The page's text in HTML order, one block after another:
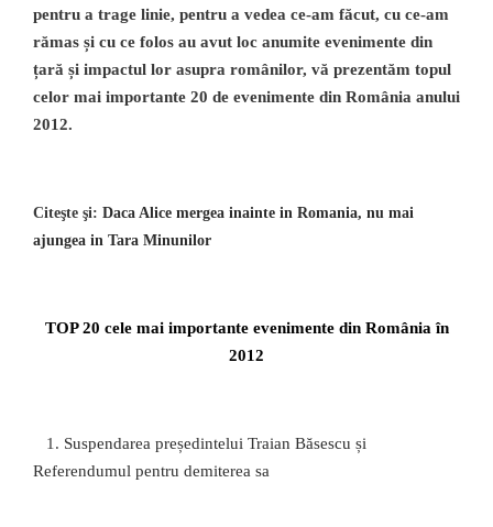
pentru a trage linie, pentru a vedea ce-am făcut, cu ce-am
rămas și cu ce folos au avut loc anumite evenimente din
țară și impactul lor asupra românilor, vă prezentăm topul
celor mai importante 20 de evenimente din România anului
2012.
Citeşte şi: Daca Alice mergea inainte in Romania, nu mai
ajungea in Tara Minunilor
TOP 20 cele mai importante evenimente din România în
2012
1. Suspendarea președintelui Traian Băsescu și
Referendumul pentru demiterea sa